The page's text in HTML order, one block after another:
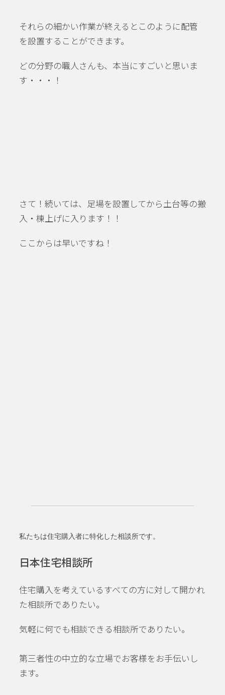
それらの細かい作業が終えるとこのように配管
を設置することができます。
どの分野の職人さんも、本当にすごいと思いま
す・・・！
さて！続いては、足場を設置してから土台等の搬
入・棟上げに入ります！！
ここからは早いですね！
私たちは住宅購入者に特化した相談所です。
日本住宅相談所
住宅購入を考えているすべての方に対して開かれ
た相談所でありたい。
気軽に何でも相談できる相談所でありたい。
第三者性の中立的な立場でお客様をお手伝いし
ます。